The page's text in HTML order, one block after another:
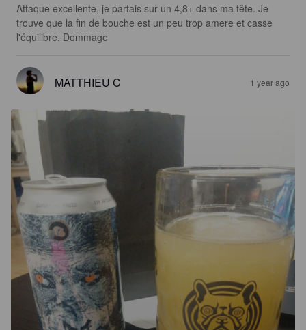
Attaque excellente, je partais sur un 4,8+ dans ma tête. Je
trouve que la fin de bouche est un peu trop amere et casse
l'équilibre. Dommage
MATTHIEU C 1 year ago